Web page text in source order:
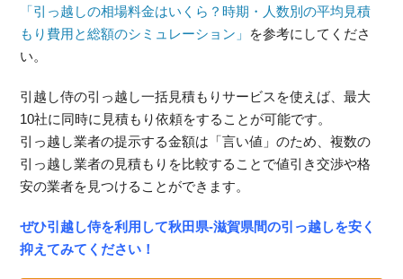
「引っ越しの相場料金はいくら？時期・人数別の平均見積
もり費用と総額のシミュレーション」 を参考にしてくださ
い。
引越し侍の引っ越し一括見積もりサービスを使えば、最大
10社に同時に見積もり依頼をすることが可能です。
引っ越し業者の提示する金額は「言い値」のため、複数の
引っ越し業者の見積もりを比較することで値引き交渉や格
安の業者を見つけることができます。
ぜひ引越し侍を利用して秋田県-滋賀県間の引っ越しを安く
抑えてみてください！